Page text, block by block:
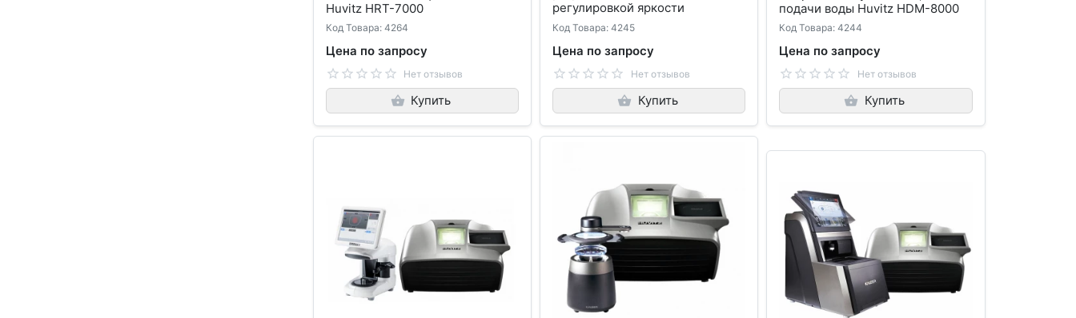
Huvitz HRT-7000
Код Товара: 4264
Цена по запросу
Нет отзывов
Купить
регулировкой яркости
Код Товара: 4245
Цена по запросу
Нет отзывов
Купить
подачи воды Huvitz HDM-8000
Код Товара: 4244
Цена по запросу
Нет отзывов
Купить